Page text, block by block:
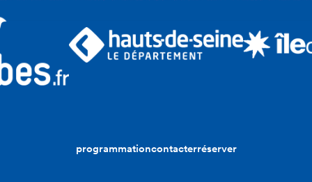
programmationcontacterréserver